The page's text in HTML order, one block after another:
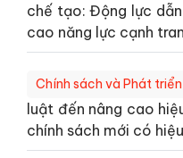
chế tạo: Động lực
cao năng lực cạnh
Chính sách và Phát triển
luật đến nâng cao
chính sách mới có